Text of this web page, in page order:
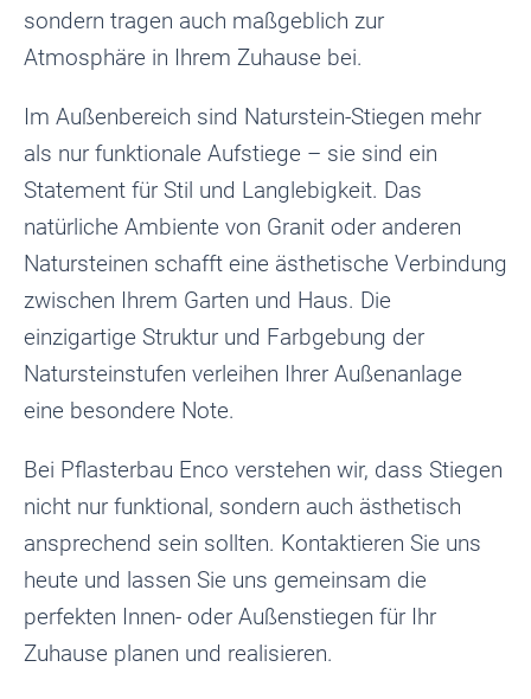
sondern tragen auch maßgeblich zur
Atmosphäre in Ihrem Zuhause bei.
Im Außenbereich sind Naturstein-Stiegen mehr
als nur funktionale Aufstiege – sie sind ein
Statement für Stil und Langlebigkeit. Das
natürliche Ambiente von Granit oder anderen
Natursteinen schafft eine ästhetische Verbindung
zwischen Ihrem Garten und Haus. Die
einzigartige Struktur und Farbgebung der
Natursteinstufen verleihen Ihrer Außenanlage
eine besondere Note.
Bei Pflasterbau Enco verstehen wir, dass Stiegen
nicht nur funktional, sondern auch ästhetisch
ansprechend sein sollten. Kontaktieren Sie uns
heute und lassen Sie uns gemeinsam die
perfekten Innen- oder Außenstiegen für Ihr
Zuhause planen und realisieren.